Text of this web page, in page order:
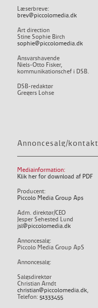
Læserbreve:
brev@piccolomedia.dk
Art direction
Stine Sophie Birch
sophie@piccolomedia.dk
Ansvarshavende
Niels-Otto Fisker,
kommunikationschef i DSB.
DSB-redaktør
Gregers Lohse
Annoncesalg/kontakt
Mediainformation:
Klik her for download af PDF
Producent:
Piccolo Media Group Aps
Adm. direktør/CEO
Jesper Sehested Lund
jsl@piccolomedia.dk
Annoncesalg:
Piccolo Media Group ApS
Annoncesalg:
Salgsdirektør
Christian Arndt
christian@piccolomedia.dk,
Telefon: 51333455